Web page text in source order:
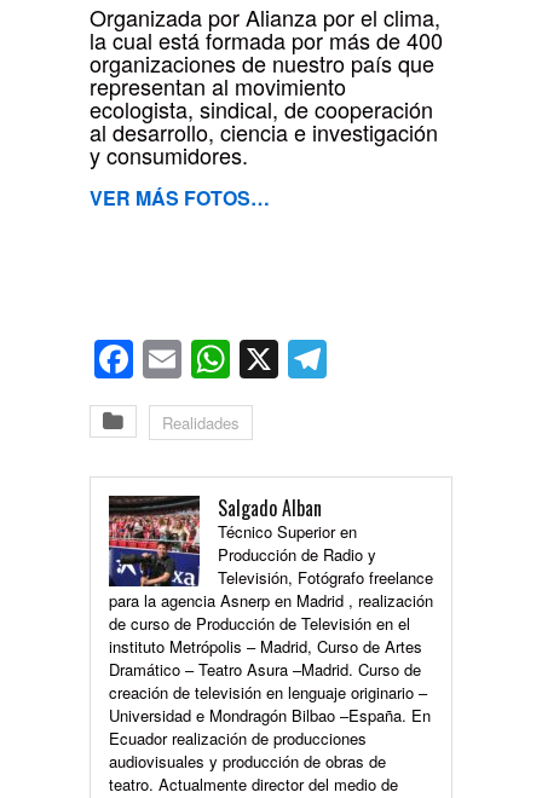
Organizada por Alianza por el clima,
la cual está formada por más de 400
organizaciones de nuestro país que
representan al movimiento
ecologista, sindical, de cooperación
al desarrollo, ciencia e investigación
y consumidores.
VER MÁS FOTOS…
Facebook
EmailWhatsApp
X
Realidades
Salgado Alban
Técnico Superior en
Producción de Radio y
Televisión, Fotógrafo freelance
para la agencia Asnerp en Madrid , realización
de curso de Producción de Televisión en el
instituto Metrópolis – Madrid, Curso de Artes
Dramático – Teatro Asura –Madrid. Curso de
creación de televisión en lenguaje originario –
Universidad e Mondragón Bilbao –España. En
Ecuador realización de producciones
audiovisuales y producción de obras de
teatro. Actualmente director del medio de